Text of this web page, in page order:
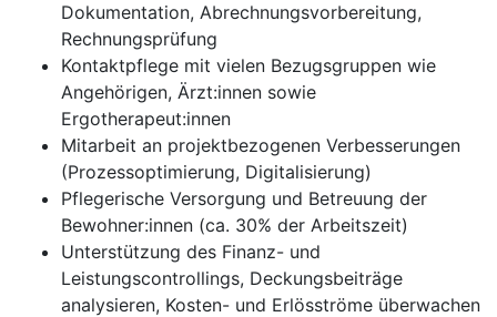
Dokumentation, Abrechnungsvorbereitung,
Rechnungsprüfung
Kontaktpflege mit vielen Bezugsgruppen wie
Angehörigen, Ärzt:innen sowie
Ergotherapeut:innen
Mitarbeit an projektbezogenen Verbesserungen
(Prozessoptimierung, Digitalisierung)
Pflegerische Versorgung und Betreuung der
Bewohner:innen (ca. 30% der Arbeitszeit)
Unterstützung des Finanz- und
Leistungscontrollings, Deckungsbeiträge
analysieren, Kosten- und Erlösströme überwachen